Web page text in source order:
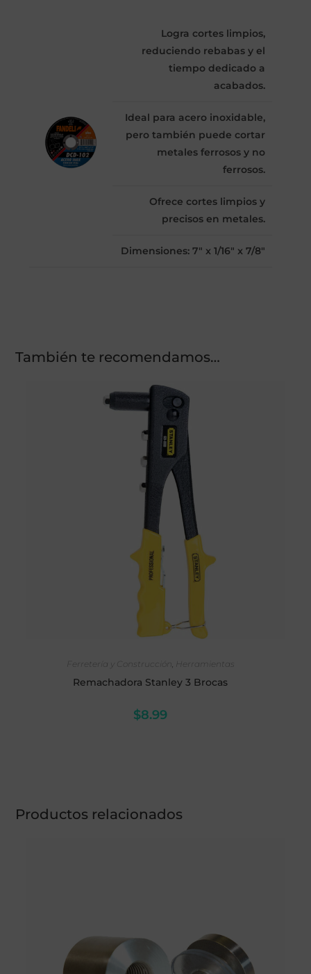
Logra cortes limpios,
reduciendo rebabas y el
tiempo dedicado a
acabados.
Ideal para acero inoxidable,
pero también puede cortar
metales ferrosos y no
ferrosos.
Ofrece cortes limpios y
precisos en metales.
Dimensiones: 7" x 1/16" x 7/8"
También te recomendamos…
Ferretería y Construcción , Herramientas
Remachadora Stanley 3 Brocas
$8.99
Productos relacionados